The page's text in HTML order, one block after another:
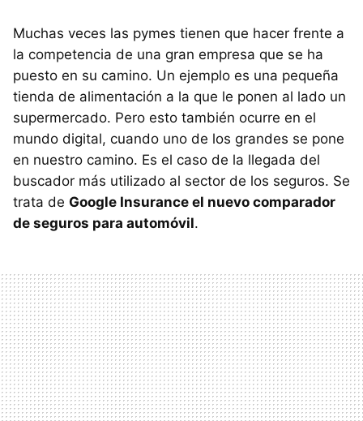
Muchas veces las pymes tienen que hacer frente a
la competencia de una gran empresa que se ha
puesto en su camino. Un ejemplo es una pequeña
tienda de alimentación a la que le ponen al lado un
supermercado. Pero esto también ocurre en el
mundo digital, cuando uno de los grandes se pone
en nuestro camino. Es el caso de la llegada del
buscador más utilizado al sector de los seguros. Se
trata de Google Insurance el nuevo comparador
de seguros para automóvil.